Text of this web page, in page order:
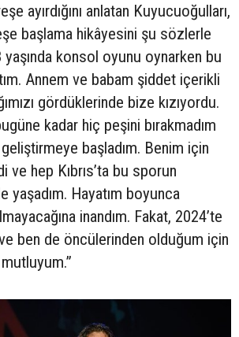
ayırdığını anlatan Kuyucuoğulları,
başlama hikâyesini şu sözlerle
yaşında konsol oyunu oynarken bu
Annem ve babam şiddet içerikli
gördüklerinde bize kızıyordu.
kadar hiç peşini bırakmadım
başladım. Benim için
ve hep Kıbrıs’ta bu sporun
yaşadım. Hayatım boyunca
inandım. Fakat, 2024’te
ben de öncülerinden olduğum için